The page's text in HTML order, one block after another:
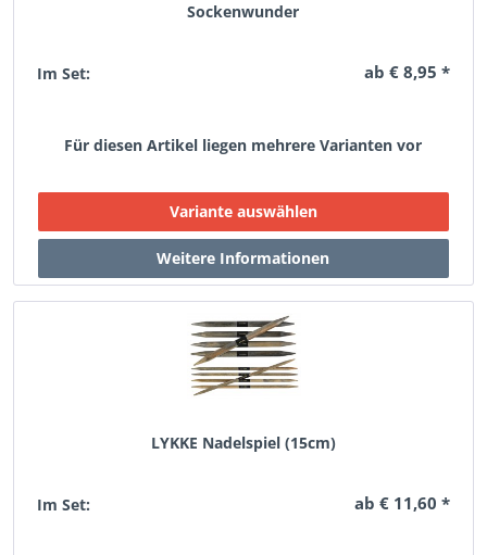
Sockenwunder
Im Set: ab € 8,95 *
Für diesen Artikel liegen mehrere Varianten vor
LYKKE Nadelspiel (15cm)
Im Set: ab € 11,60 *